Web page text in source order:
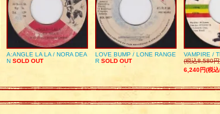
A:ANGLE LA LA / NORA DEA
N SOLD OUT
LOVE BUMP / LONE RANGE
R SOLD OUT
VAMPIRE /
(税込8,580円
6,240円(税